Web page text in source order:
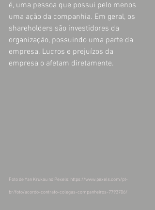
é, uma pessoa que possui pelo menos
uma ação da companhia. Em geral, os
shareholders são investidores da
organização, possuindo uma parte da
empresa. Lucros e prejuízos da
empresa o afetam diretamente.
Foto de Yan Krukau no Pexels: https://www.pexels.com/pt-
br/foto/acordo-contrato-colegas-companheiros-7793706/